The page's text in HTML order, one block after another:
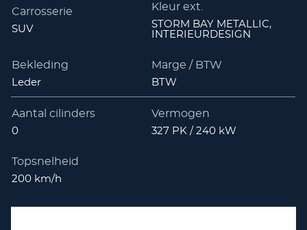
Carrosserie
SUV
Kleur ext.
STORM BAY METALLIC,
INTERIEURDESIGN
Bekleding
Leder
Marge / BTW
BTW
Aantal cilinders
0
Vermogen
327 PK / 240 kW
Topsnelheid
200 km/h